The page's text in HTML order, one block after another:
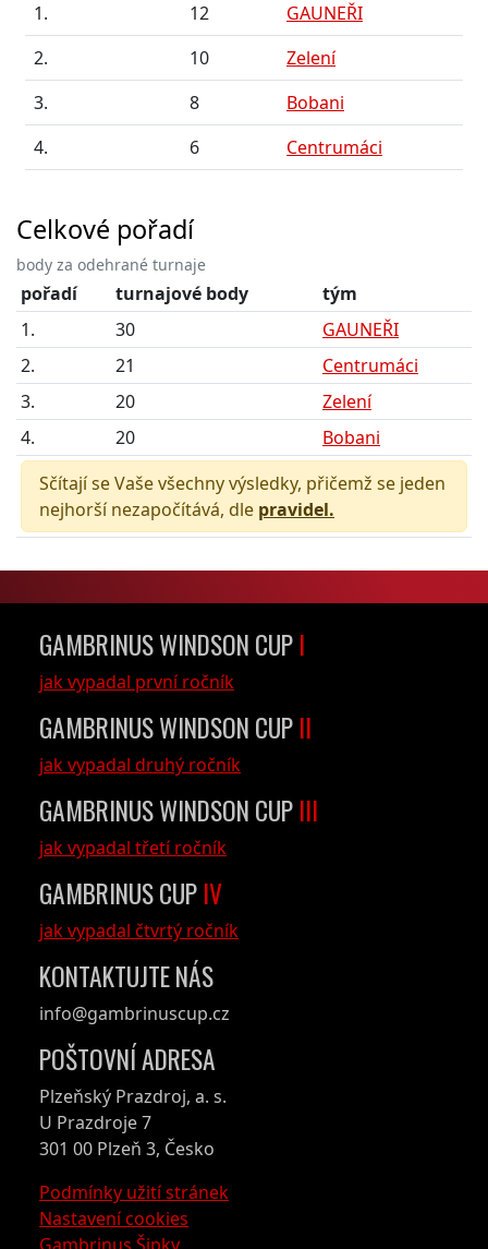
1.
12
GAUNEŘI
2.
10
Zelení
3.
8
Bobani
4.
6 Centrumáci
Celkové pořadí
body za odehrané turnaje
pořadí turnajové body
tým
1.
30
GAUNEŘI
2.
21
Centrumáci
3.
20
Zelení
4.
20
Bobani
Sčítají se Vaše všechny výsledky, přičemž se jeden
nejhorší nezapočítává, dle pravidel.
GAMBRINUS WINDSON CUP I
jak vypadal první ročník
GAMBRINUS WINDSON CUP II
jak vypadal druhý ročník
GAMBRINUS WINDSON CUP III
jak vypadal třetí ročník
GAMBRINUS CUP IV
jak vypadal čtvrtý ročník
KONTAKTUJTE NÁS
info@gambrinuscup.cz
POŠTOVNÍ ADRESA
Plzeňský Prazdroj, a. s.
U Prazdroje 7
301 00 Plzeň 3, Česko
Podmínky užití stránek
Nastavení cookies